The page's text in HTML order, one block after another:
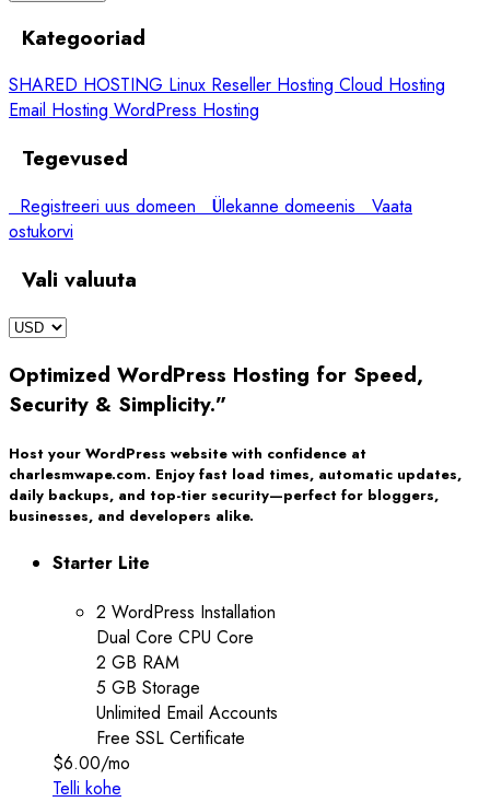
Kategooriad
SHARED HOSTING Linux Reseller Hosting Cloud Hosting
Email Hosting WordPress Hosting
Tegevused
Registreeri uus domeen Ülekanne domeenis
Vaata
ostukorvi
Vali valuuta
Optimized WordPress Hosting for Speed,
Security & Simplicity.”
Host your WordPress website with confidence at
charlesmwape.com. Enjoy fast load times, automatic updates,
daily backups, and top-tier security—perfect for bloggers,
businesses, and developers alike.
Starter Lite
2 WordPress Installation
Dual Core CPU Core
2 GB RAM
5 GB Storage
Unlimited Email Accounts
Free SSL Certificate
$6.00/mo
Telli kohe